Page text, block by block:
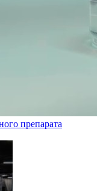
препарата